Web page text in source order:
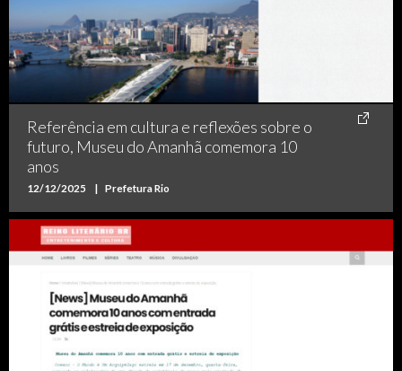
Referência em cultura e reflexões sobre o
futuro, Museu do Amanhã comemora 10
anos
12/12/2025 | Prefetura Rio